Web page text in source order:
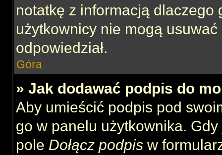
notatkę z informacją
użytkownicy nie mogą
odpowiedział.
Góra
» Jak dodawać podpis do
Aby umieścić podpis pod
go w panelu użytkownika.
pole Dołącz podpis w